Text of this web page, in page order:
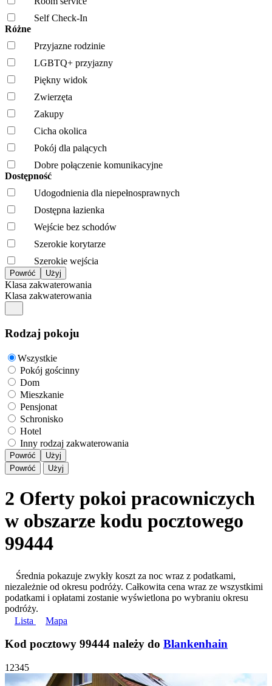
Self Check-In
Różne
Przyjazne rodzinie
LGBTQ+ przyjazny
Piękny widok
Zwierzęta
Zakupy
Cicha okolica
Pokój dla palących
Dobre połączenie komunikacyjne
Dostępność
Udogodnienia dla niepełnosprawnych
Dostępna łazienka
Wejście bez schodów
Szerokie korytarze
Szerokie wejścia
Klasa zakwaterowania
Klasa zakwaterowania
Rodzaj pokoju
Wszystkie
Pokój gościnny
Dom
Mieszkanie
Pensjonat
Schronisko
Hotel
Inny rodzaj zakwaterowania
Powróć
Użyj
Powróć
Użyj
2 Oferty pokoi pracowniczych
w obszarze kodu pocztowego
99444
Średnia pokazuje zwykły koszt za noc wraz z podatkami,
niezależnie od okresu podróży. Całkowita cena wraz ze wszystkimi
podatkami i opłatami zostanie wyświetlona po wybraniu okresu
podróży.
Lista
Mapa
Kod pocztowy 99444 należy do Blankenhain
1 2345